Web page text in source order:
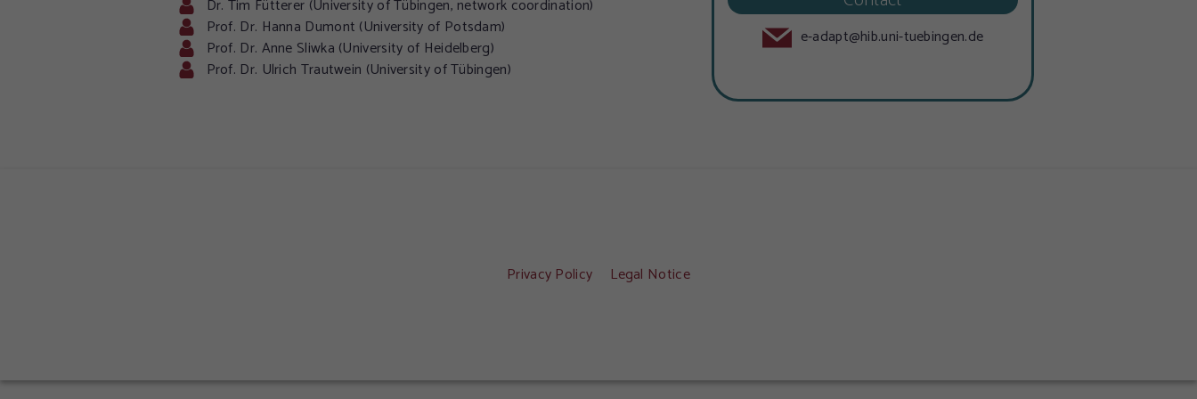
Dr. Tim Fütterer (University of Tübingen, network coordination)
Prof. Dr. Hanna Dumont (University of Potsdam)
Prof. Dr. Anne Sliwka (University of Heidelberg)
Prof. Dr. Ulrich Trautwein (University of Tübingen)
e-adapt@hib.uni-tuebingen.de
Privacy Policy Legal Notice
Cookie-Informationen anzeigen
Datenschutzerklärung